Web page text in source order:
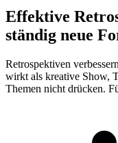
Effektive
ständig neue
Retrospektiven
wirkt als kreative Show,
Themen nicht drücken.